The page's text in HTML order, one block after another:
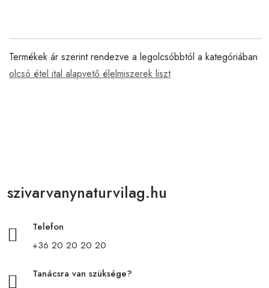
Termékek ár szerint rendezve a legolcsóbbtól a kategóriában
olcsó étel ital alapvető élelmiszerek liszt
szivarvanynaturvilag.hu
Telefon
+36 20 20 20 20
Tanácsra van szüksége?